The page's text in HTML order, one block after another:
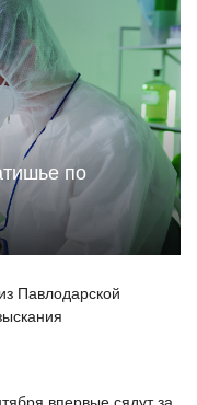
по
Павлодарской